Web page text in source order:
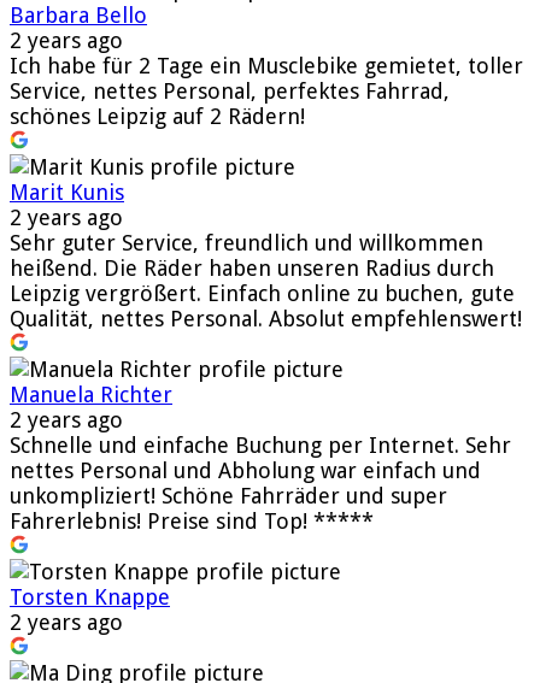
Barbara Bello
2 years ago
Ich habe für 2 Tage ein Musclebike gemietet, toller
Service, nettes Personal, perfektes Fahrrad,
schönes Leipzig auf 2 Rädern!
Marit Kunis
2 years ago
Sehr guter Service, freundlich und willkommen
heißend. Die Räder haben unseren Radius durch
Leipzig vergrößert. Einfach online zu buchen, gute
Qualität, nettes Personal. Absolut empfehlenswert!
Manuela Richter
2 years ago
Schnelle und einfache Buchung per Internet. Sehr
nettes Personal und Abholung war einfach und
unkompliziert! Schöne Fahrräder und super
Fahrerlebnis! Preise sind Top! *****
Torsten Knappe
2 years ago